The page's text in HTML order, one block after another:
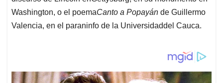
Washington, o el poemaCanto a Popayán de Guillermo
Valencia, en el paraninfo de la Universidaddel Cauca.